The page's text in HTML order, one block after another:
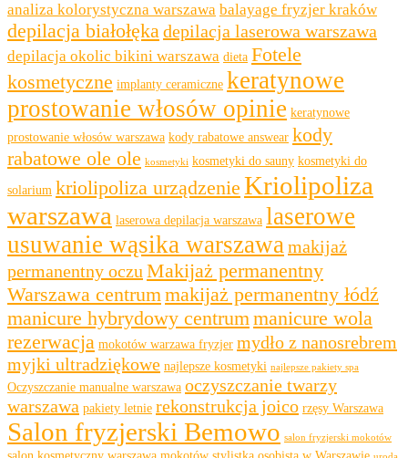
analiza kolorystyczna warszawa balayage fryzjer kraków
depilacja białołękadepilacja laserowa warszawa
depilacja okolic bikini warszawa dieta Fotele
kosmetyczne implanty ceramiczne keratynowe
prostowanie włosów opinie keratynowe
prostowanie włosów warszawa kody rabatowe answear kody
rabatowe ole ole kosmetyki kosmetyki do sauny kosmetyki do
solarium kriolipoliza urządzenie Kriolipoliza
warszawa laserowa depilacja warszawa laserowe
usuwanie wąsika warszawamakijaż
permanentny oczu Makijaż permanentny
Warszawa centrummakijaż permanentny łódź
manicure hybrydowy centrummanicure wola
rezerwacja mokotów warzawa fryzjer mydło z nanosrebrem
myjki ultradziękowe najlepsze kosmetyki najlepsze pakiety spa
Oczyszczanie manualne warszawa oczyszczanie twarzy
warszawa pakiety letnie rekonstrukcja joico rzęsy Warszawa
Salon fryzjerski Bemowo salon fryzjerski mokotów